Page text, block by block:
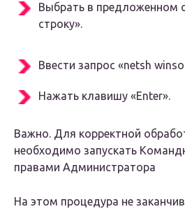
Выбрать в предложенном
строку».
Ввести запрос «netsh
Нажать клавишу «Enter».
Важно. Для корректной
необходимо запускать
правами Администратора
На этом процедура не